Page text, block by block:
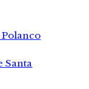
Polanco
Santa